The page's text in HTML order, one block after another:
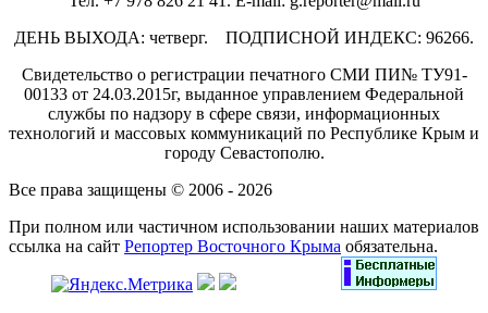
ДЕНЬ ВЫХОДА: четверг. ПОДПИСНОЙ ИНДЕКС: 96266.
Свидетельство о регистрации печатного СМИ ПИ№ ТУ91-
00133 от 24.03.2015г, выданное управлением Федеральной
службы по надзору в сфере связи, информационных
технологий и массовых коммуникаций по Республике Крым и
городу Севастополю.
Все права защищены © 2006 - 2026
При полном или частичном использовании наших материалов
ссылка на сайт Репортер Восточного Крыма обязательна.